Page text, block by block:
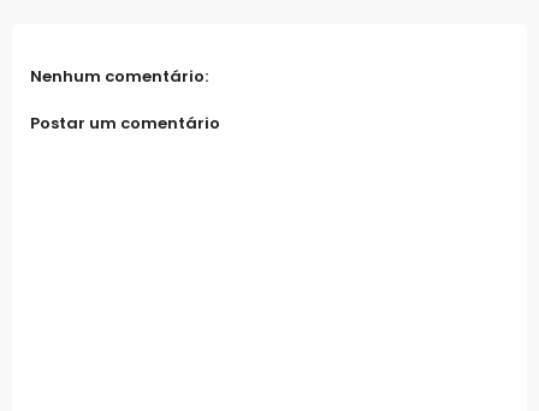
Nenhum comentário:
Postar um comentário